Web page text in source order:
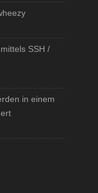
SSH /
in einem